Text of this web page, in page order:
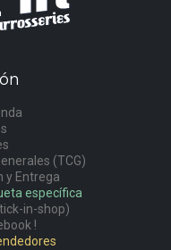
(TCG)
y Entrega
específica
in-shop)
!